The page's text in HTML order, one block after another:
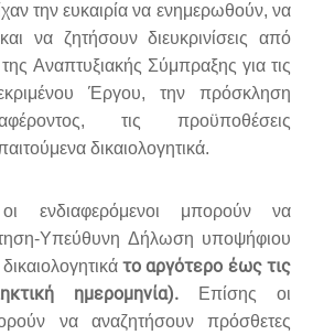
την ευκαιρία να ενημερωθούν, να
να ζητήσουν διευκρινίσεις από
Αναπτυξιακής Σύμπραξης για τις
Έργου, την πρόσκληση
τις προϋποθέσεις
δικαιολογητικά.
οι ενδιαφερόμενοι μπορούν να
Υπεύθυνη Δήλωση υποψήφιου
το αργότερο έως τις
ημερομηνία). Επίσης οι
να αναζητήσουν πρόσθετες